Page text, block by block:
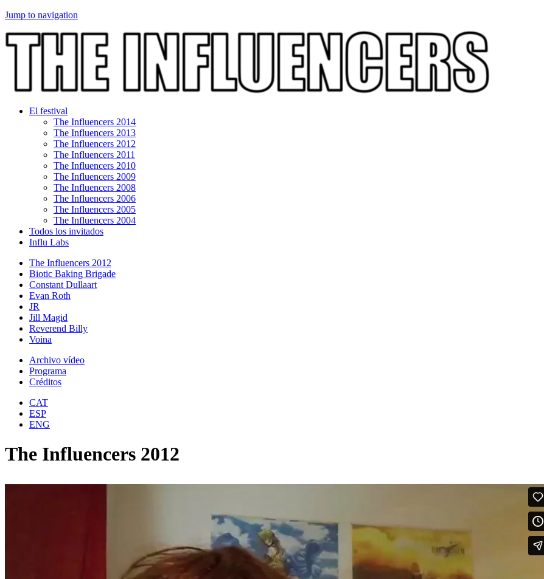
Jump to navigation
El festival
The Influencers 2014
The Influencers 2013
The Influencers 2012
The Influencers 2011
The Influencers 2010
The Influencers 2009
The Influencers 2008
The Influencers 2006
The Influencers 2005
The Influencers 2004
Todos los invitados
Influ Labs
The Influencers 2012
Biotic Baking Brigade
Constant Dullaart
Evan Roth
JR
Jill Magid
Reverend Billy
Voina
Archivo vídeo
Programa
Créditos
CAT
ESP
ENG
The Influencers 2012